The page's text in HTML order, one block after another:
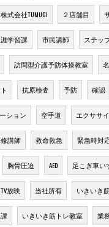
株式会社TUMUGI ２店舗目
学習課 市民講師 ステッ
訪問型介護予防体操教室
抗原検査 予防 確認
ション 空手道 エクササ
講師 救命救急 緊急時対
胸骨圧迫 AED 足こぎ車い
TV放映 当社所有 いきいき
いきいき筋トレ教室 業